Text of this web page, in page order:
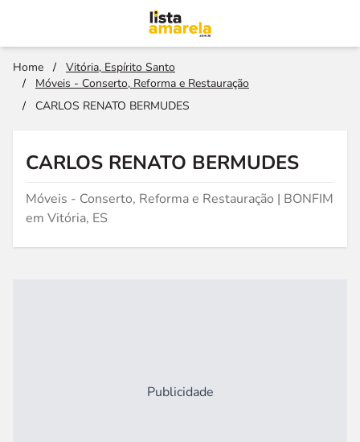
Home /
Vitória, Espírito Santo
/
Móveis - Conserto, Reforma e Restauração
/
CARLOS RENATO BERMUDES
CARLOS RENATO BERMUDES
Móveis - Conserto, Reforma e Restauração | BONFIM
em Vitória, ES
Publicidade